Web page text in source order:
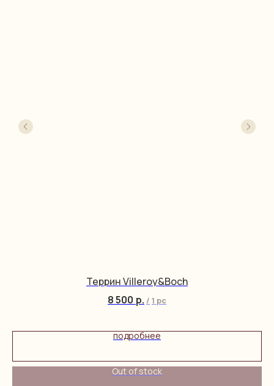
Террин Villeroy&Boch
8 500 р. / 1 pc
подробнее
Out of stock